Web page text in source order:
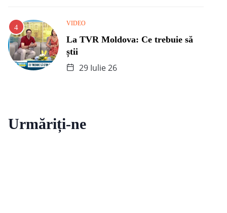
VIDEO
La TVR Moldova: Ce trebuie să
știi
29 Iulie 26
Urmăriți-ne